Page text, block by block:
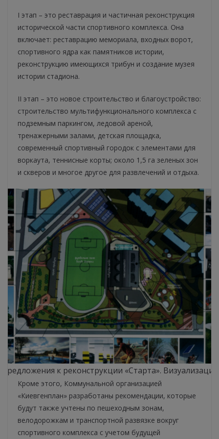
I этап – это реставрация и частичная реконструкция
исторической части спортивного комплекса. Она
включает: реставрацию мемориала, входных ворот,
спортивного ядра как памятников истории,
реконструкцию имеющихся трибун и создание музея
истории стадиона.
II этап – это новое строительство и благоустройство:
строительство мультифункционального комплекса с
подземным паркингом, ледовой ареной,
тренажерными залами, детская площадка,
современный спортивный городок с элементами для
воркаута, теннисные корты; около 1,5 га зеленых зон
и скверов и многое другое для развлечений и отдыха.
Предложения к реконструкции «Старта». Визуализация
Кроме этого, Коммунальной организацией
«Киевгенплан» разработаны рекомендации, которые
будут также учтены по пешеходным зонам,
велодорожкам и транспортной развязке вокруг
спортивного комплекса с учетом будущей